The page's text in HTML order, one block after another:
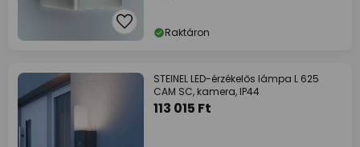
Raktáron
STEINEL LED-érzékelős lámpa L 625
CAM SC, kamera, IP44
113 015 Ft